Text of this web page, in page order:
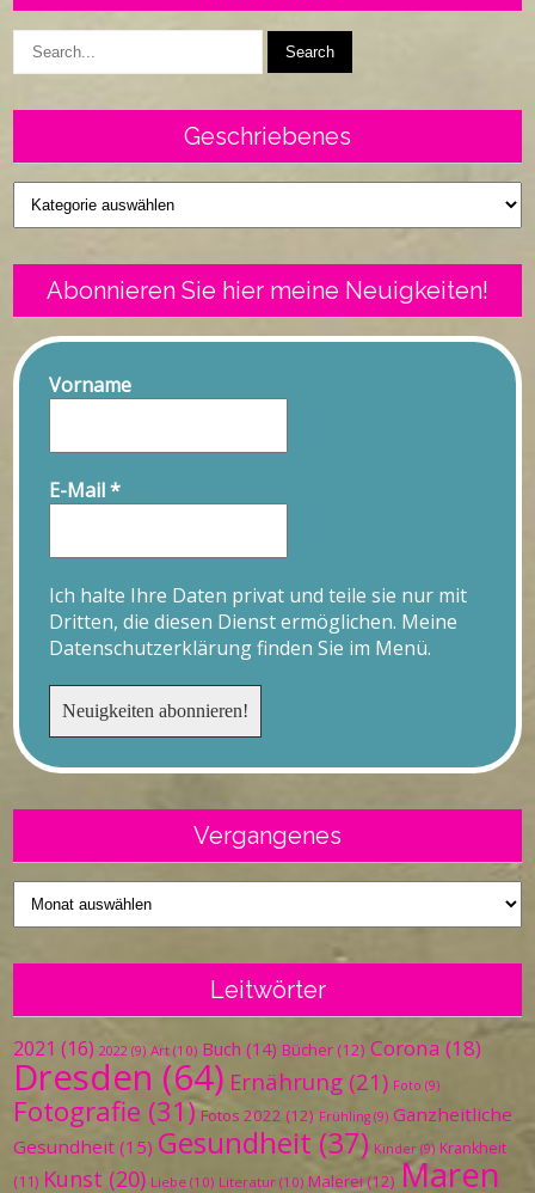
Geschriebenes
Geschriebenes
Abonnieren Sie hier meine Neuigkeiten!
Vorname
E-Mail*
Ich halte Ihre Daten privat und teile sie nur mit
Dritten, die diesen Dienst ermöglichen. Meine
Datenschutzerklärung finden Sie im Menü.
Vergangenes
Vergangenes
Leitwörter
2021 (16) 2022 (9) Art (10) Buch (14) Bücher (12) Corona (18)
Dresden (64) Ernährung (21) Foto (9)
Fotografie (31) Fotos 2022 (12) Frühling (9) Ganzheitliche
Gesundheit (15) Gesundheit (37) Kinder (9) Krankheit
(11) Kunst (20) Liebe (10) Literatur (10) Malerei(12) Maren